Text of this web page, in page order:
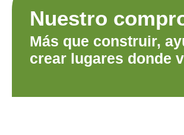
Nuestro
Más que construir,
crear lugares donde